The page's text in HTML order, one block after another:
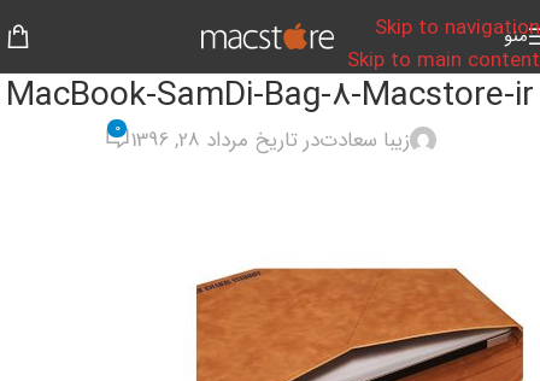
Skip to navigation
Skip to main content
منو
MacBook-SamDi-Bag-8-Macstore-ir
زیبا سعادتدر تاریخ مرداد 28, 1396 0